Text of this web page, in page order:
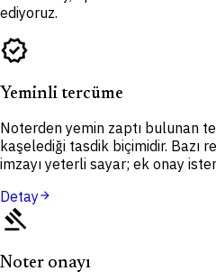
ediyoruz.
verified
Yeminli tercüme
Noterden yemin zaptı bulunan
kaşelediği tasdik biçimidir. Bazı
imzayı yeterli sayar; ek onay
Detayarrow_forward
gavel
Noter onayı